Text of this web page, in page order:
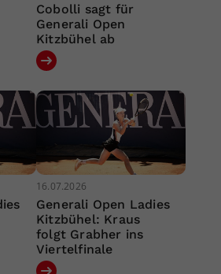
Cobolli sagt für
Generali Open
Kitzbühel ab
16.07.2026
Generali Open Ladies
Kitzbühel: Kraus
folgt Grabher ins
Viertelfinale